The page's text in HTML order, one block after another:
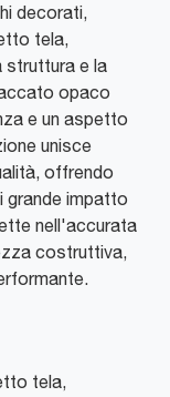
decorati,
tela,
struttura e la
opaco
e un aspetto
unisce
offrendo
grande impatto
nell'accurata
costruttiva,
tela,